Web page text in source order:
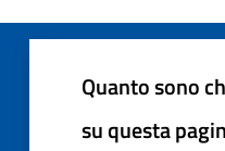
Quanto sono
su questa